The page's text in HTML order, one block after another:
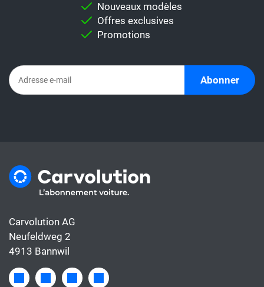
Nouveaux modèles
Offres exclusives
Promotions
Abonner
Carvolution AG
Neufeldweg 2
4913 Bannwil